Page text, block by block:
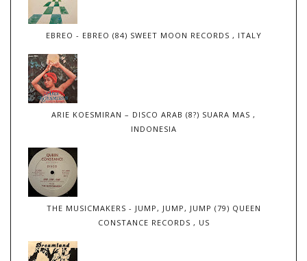
EBREO - EBREO (84) SWEET MOON RECORDS , ITALY
ARIE KOESMIRAN – DISCO ARAB (8?) SUARA MAS ,
INDONESIA
THE MUSICMAKERS - JUMP, JUMP, JUMP (79) QUEEN
CONSTANCE RECORDS , US